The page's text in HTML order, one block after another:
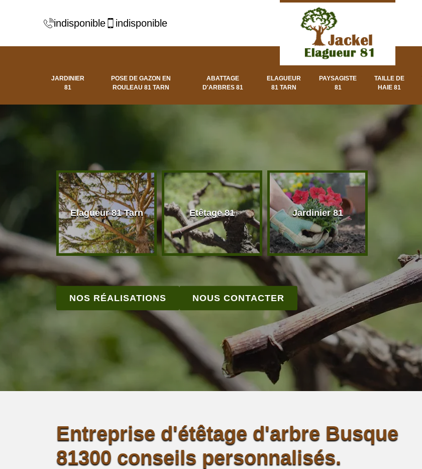
indisponible indisponible
JARDINIER
81
POSE DE GAZON EN
ROULEAU 81 TARN
ABATTAGE
D'ARBRES 81
ELAGUEUR
81 TARN
PAYSAGISTE
81
TAILLE DE
HAIE 81
Elagueur 81 Tarn Etêtage 81 Jardinier 81
NOS RÉALISATIONS NOUS CONTACTER
Entreprise d'étêtage d'arbre Busque
81300 conseils personnalisés.